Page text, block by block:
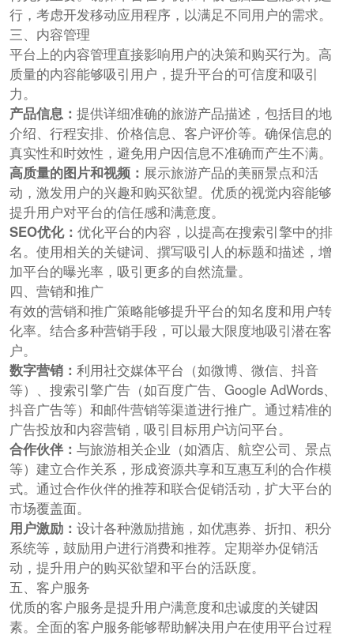
行，考虑开发移动应用程序，以满足不同用户的需求。
三、内容管理
平台上的内容管理直接影响用户的决策和购买行为。高
质量的内容能够吸引用户，提升平台的可信度和吸引
力。
产品信息： 提供详细准确的旅游产品描述，包括目的地
介绍、行程安排、价格信息、客户评价等。确保信息的
真实性和时效性，避免用户因信息不准确而产生不满。
高质量的图片和视频： 展示旅游产品的美丽景点和活
动，激发用户的兴趣和购买欲望。优质的视觉内容能够
提升用户对平台的信任感和满意度。
SEO优化： 优化平台的内容，以提高在搜索引擎中的排
名。使用相关的关键词、撰写吸引人的标题和描述，增
加平台的曝光率，吸引更多的自然流量。
四、营销和推广
有效的营销和推广策略能够提升平台的知名度和用户转
化率。结合多种营销手段，可以最大限度地吸引潜在客
户。
数字营销： 利用社交媒体平台（如微博、微信、抖音
等）、搜索引擎广告（如百度广告、Google AdWords、
抖音广告等）和邮件营销等渠道进行推广。通过精准的
广告投放和内容营销，吸引目标用户访问平台。
合作伙伴： 与旅游相关企业（如酒店、航空公司、景点
等）建立合作关系，形成资源共享和互惠互利的合作模
式。通过合作伙伴的推荐和联合促销活动，扩大平台的
市场覆盖面。
用户激励： 设计各种激励措施，如优惠券、折扣、积分
系统等，鼓励用户进行消费和推荐。定期举办促销活
动，提升用户的购买欲望和平台的活跃度。
五、客户服务
优质的客户服务是提升用户满意度和忠诚度的关键因
素。全面的客户服务能够帮助解决用户在使用平台过程